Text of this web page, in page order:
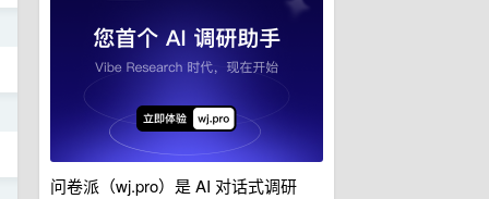
问卷派（wj.pro）是 AI 对话式调研